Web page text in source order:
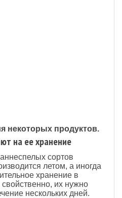
некоторых продуктов.
на ее хранение
сортов
летом, а иногда
хранение в
их нужно
нескольких дней.